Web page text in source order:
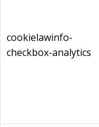
cookielawinfo-
checkbox-analytics